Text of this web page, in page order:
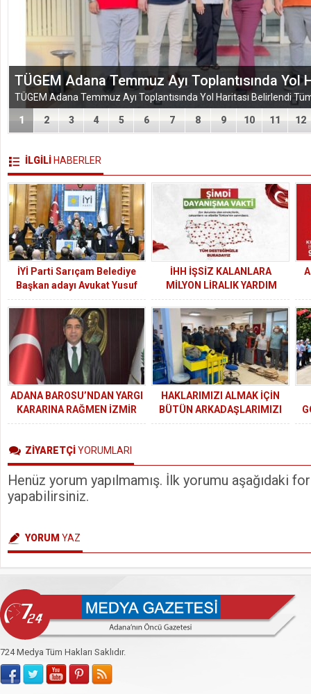
TÜGEM Adana Temmuz Ayı Toplantısında Yol
1 2 3 4 5 6 7 8 9 10 11 12
İLGİLİ HABERLER
İYİ Parti Sarıçam Belediye
Başkan adayı Avukat Yusuf
Özer oldu
İHH İŞSİZ KALANLARA
MİLYON LİRALIK YARDIM
PAKETİNİ AÇIKLADI
ADANA BAROSU’NDAN YARGI
KARARINA RAĞMEN İZMİR
BAROSUNUN GENEL
ENGELLENMESİNE TEPKİ.
HAKLARIMIZI ALMAK İÇİN
BÜTÜN ARKADAŞLARIMIZI
SENDİKAMIZ ÇATISI ALTINDA
ZİYARETÇİYORUMLARI
Henüz yorum yapılmamış. İlk yorumu aşağıdaki
yapabilirsiniz.
YORUM YAZ
724 Medya Tüm Hakları Saklıdır.